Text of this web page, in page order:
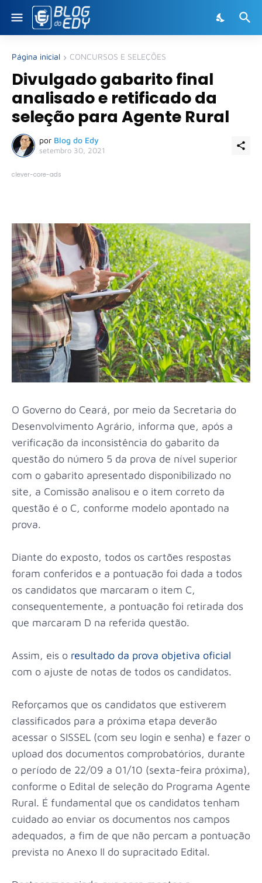
Página inicial CONCURSOS E SELEÇÕES
Divulgado gabarito final
analisado e retificado da
seleção para Agente Rural
por Blog do Edy
setembro 30, 2021
clever-core-ads
O Governo do Ceará, por meio da Secretaria do
Desenvolvimento Agrário, informa que, após a
verificação da inconsistência do gabarito da
questão do número 5 da prova de nível superior
com o gabarito apresentado disponibilizado no
site, a Comissão analisou e o item correto da
questão é o C, conforme modelo apontado na
prova.
Diante do exposto, todos os cartões respostas
foram conferidos e a pontuação foi dada a todos
os candidatos que marcaram o item C,
consequentemente, a pontuação foi retirada dos
que marcaram D na referida questão.
Assim, eis o resultado da prova objetiva oficial
com o ajuste de notas de todos os candidatos.
Reforçamos que os candidatos que estiverem
classificados para a próxima etapa deverão
acessar o SISSEL (com seu login e senha) e fazer o
upload dos documentos comprobatórios, durante
o período de 22/09 a 01/10 (sexta-feira próxima),
conforme o Edital de seleção do Programa Agente
Rural. É fundamental que os candidatos tenham
cuidado ao enviar os documentos nos campos
adequados, a fim de que não percam a pontuação
prevista no Anexo II do supracitado Edital.